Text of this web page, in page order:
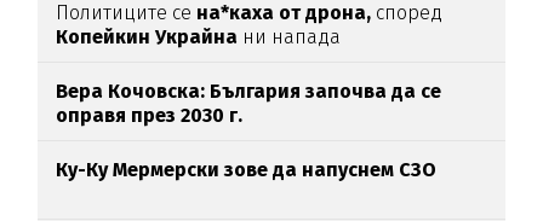
Политиците се на*каха от дрона, според
Копейкин Украйна ни напада
Вера Кочовска: България започва да се
оправя през 2030 г.
Ку-Ку Мермерски зове да напуснем СЗО